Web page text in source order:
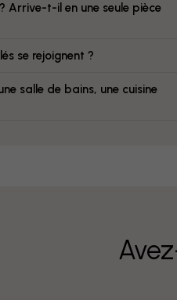
Arrive-t-il en une seule pièce
se rejoignent ?
salle de bains, une cuisine